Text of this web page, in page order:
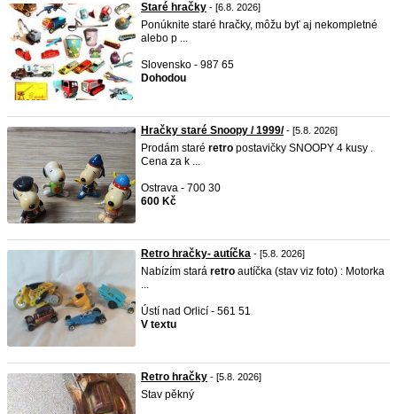
Staré hračky - [6.8. 2026]
Ponúknite staré hračky, môžu byť aj nekompletné
alebo p ...
Slovensko - 987 65
Dohodou
Hračky staré Snoopy / 1999/- [5.8. 2026]
Prodám staré retro postavičky SNOOPY 4 kusy .
Cena za k ...
Ostrava - 700 30
600 Kč
Retro hračky- autíčka - [5.8. 2026]
Nabízím stará retro autíčka (stav viz foto) : Motorka
...
Ústí nad Orlicí - 561 51
V textu
Retro hračky - [5.8. 2026]
Stav pěkný